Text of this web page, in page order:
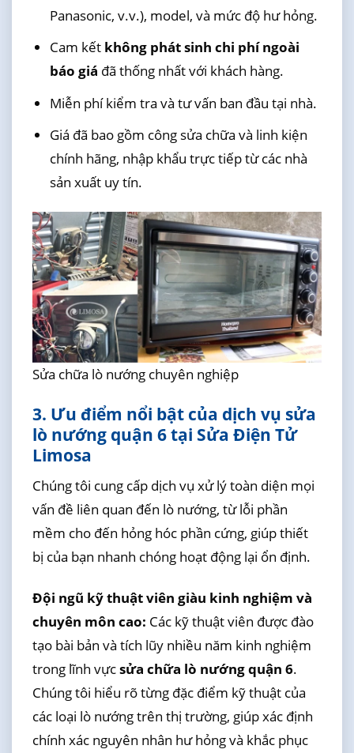
Panasonic, v.v.), model, và mức độ hư hỏng.
Cam kết không phát sinh chi phí ngoài
báo giá đã thống nhất với khách hàng.
Miễn phí kiểm tra và tư vấn ban đầu tại nhà.
Giá đã bao gồm công sửa chữa và linh kiện
chính hãng, nhập khẩu trực tiếp từ các nhà
sản xuất uy tín.
Sửa chữa lò nướng chuyên nghiệp
3. Ưu điểm nổi bật của dịch vụ sửa
lò nướng quận 6 tại Sửa Điện Tử
Limosa
Chúng tôi cung cấp dịch vụ xử lý toàn diện mọi
vấn đề liên quan đến lò nướng, từ lỗi phần
mềm cho đến hỏng hóc phần cứng, giúp thiết
bị của bạn nhanh chóng hoạt động lại ổn định.
Đội ngũ kỹ thuật viên giàu kinh nghiệm và
chuyên môn cao: Các kỹ thuật viên được đào
tạo bài bản và tích lũy nhiều năm kinh nghiệm
trong lĩnh vựcsửa chữa lò nướng quận 6.
Chúng tôi hiểu rõ từng đặc điểm kỹ thuật của
các loại lò nướng trên thị trường, giúp xác định
chính xác nguyên nhân hư hỏng và khắc phục